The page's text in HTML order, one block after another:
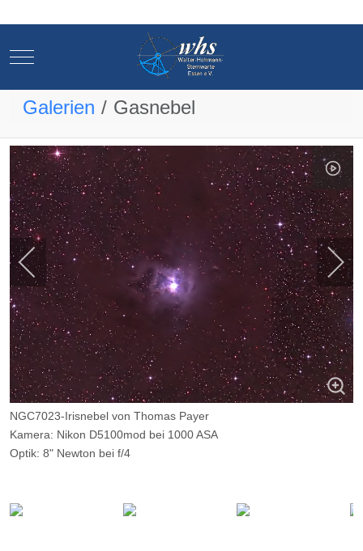
Mobile Menu Toggle
Galerien Gasnebel
NGC7023-Irisnebel von Thomas Payer
Kamera: Nikon D5100mod bei 1000 ASA
Optik: 8" Newton bei f/4
Ort: Wilkenberg